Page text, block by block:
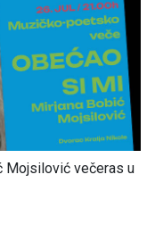
Mojsilović večeras u